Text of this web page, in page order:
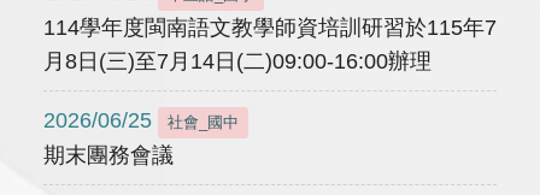
114學年度閩南語文教學師資培訓研習於115年7
月8日(三)至7月14日(二)09:00-16:00辦理
2026/06/25 社會_國中
期末團務會議